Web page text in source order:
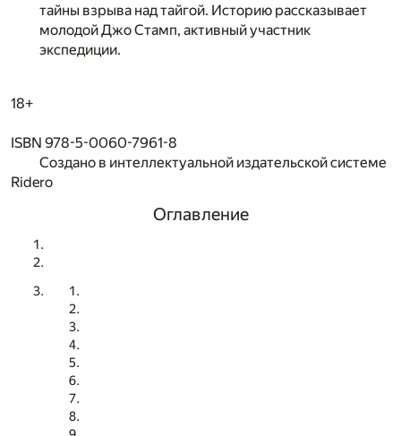
тайны взрыва над тайгой. Историю рассказывает
молодой Джо Стамп, активный участник
экспедиции.
18+
ISBN 978-5-0060-7961-8
Создано в интеллектуальной издательской системе
Ridero
Оглавление